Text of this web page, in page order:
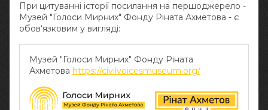
При цитуванні історії посилання на першоджерело -
Музей "Голоси Мирних" Фонду Ріната Ахметова - є
обов‘язковим у вигляді:
Музей "Голоси Мирних" Фонду Ріната
Ахметова https://civilvoicesmuseum.org/